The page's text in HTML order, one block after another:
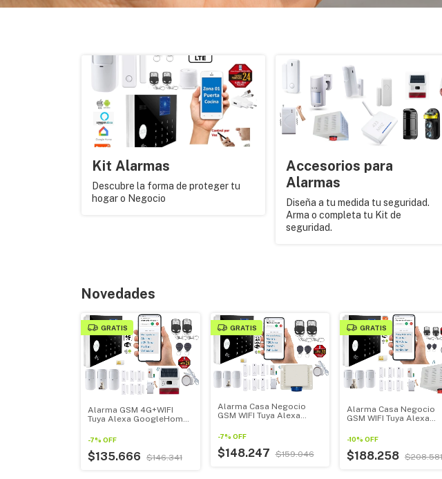
Kit Alarmas
Descubre la forma de proteger tu
hogar o Negocio
Accesorios para
Alarmas
Diseña a tu medida tu seguridad.
Arma o completa tu Kit de
seguridad.
Novedades
GRATIS
Alarma GSM 4G+WIFI
Tuya Alexa GoogleHome
Solar
-7% OFF
$135.666 $146.341
GRATIS
Alarma Casa Negocio
GSM WIFI Tuya Alexa
115db 20w
-7% OFF
$148.247 $159.046
GRATIS
Alarma Casa Negocio
GSM WIFI Tuya Alexa
120db 30w
-10% OFF
$188.258 $208.581